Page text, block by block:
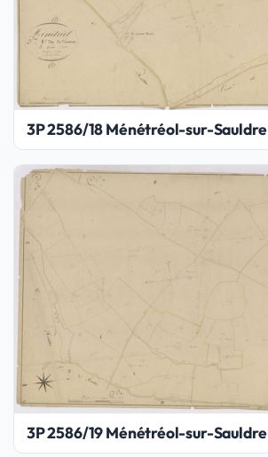
3P 2586/18 Ménétréol-sur-Sauldre
3P 2586/19 Ménétréol-sur-Sauldre